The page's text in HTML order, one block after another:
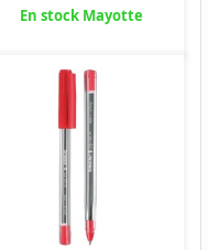
En stock Mayotte